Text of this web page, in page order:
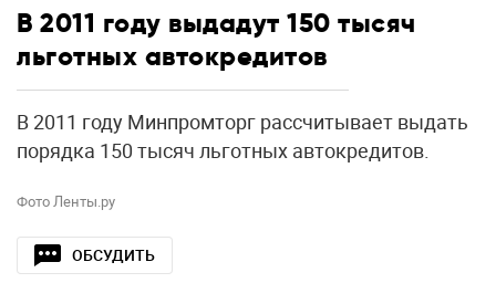
В 2011 году выдадут 150 тысяч
льготных автокредитов
В 2011 году Минпромторг рассчитывает выдать
порядка 150 тысяч льготных автокредитов.
Фото Ленты.ру
ОБСУДИТЬ